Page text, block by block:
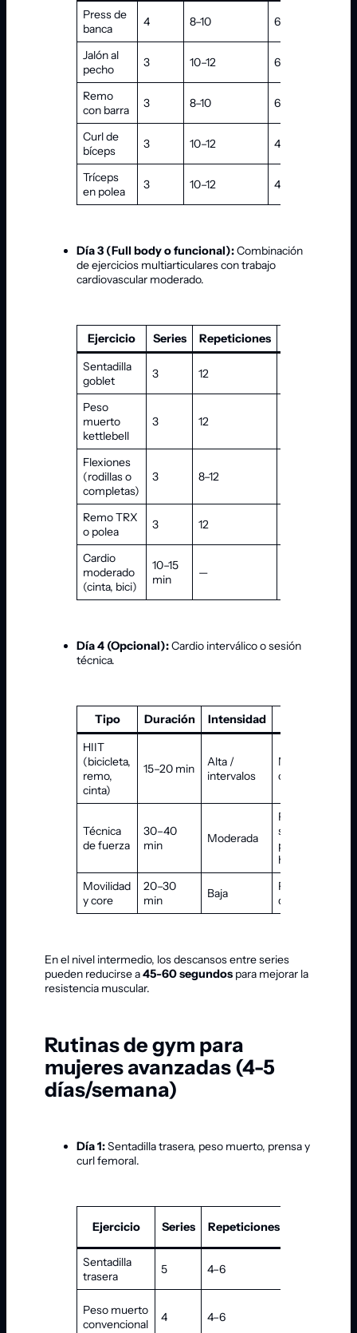
Press de
banca
4 8–10 60–90 s
Jalón al
pecho
3 10–12 60 s
Remo
con barra
3 8–10 60–90 s
Curl de
bíceps
3 10–12 45–60 s
Tríceps
en polea
3 10–12 45–60 s
Día 3 (Full body o funcional):Combinación
de ejercicios multiarticulares con trabajo
cardiovascular moderado.
Ejercicio Series Repeticiones
Sentadilla
goblet
3 12
Peso
muerto
kettlebell
3 12
Flexiones
(rodillas o
completas)
3 8–12
Remo TRX
o polea
3 12
Cardio
moderado
(cinta, bici)
10–15
min
—
Día 4 (Opcional):Cardio interválico o sesión
técnica.
Tipo Duración Intensidad
HIIT
(bicicleta,
remo,
cinta)
15–20 min
Alta /
intervalos
Mejora
cardiovascular
Técnica
de fuerza
30–40
min
Moderada
Pulir
sentadilla,
peso muerto,
hip thrust
Movilidad
y core
20–30
min
Baja
Prevención
de lesiones
En el nivel intermedio, los descansos entre series
pueden reducirse a45-60 segundos para mejorar la
resistencia muscular.
Rutinas de gym para
mujeres avanzadas (4-5
días/semana)
Día 1:Sentadilla trasera, peso muerto, prensa y
curl femoral.
Ejercicio Series Repeticiones
Sentadilla
trasera
5 4–6
Peso muerto
convencional
4 4–6